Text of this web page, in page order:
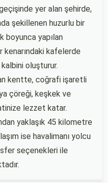
yer alan şehirde,
şekillenen huzurlu bir
boyunca yapılan
kenarındaki kafelerde
oluşturur.
kentte, coğrafi işaretli
çöreği, keşkek ve
lezzet katar.
yaklaşık 45 kilometre
ise havalimanı yolcu
seçenekleri ile